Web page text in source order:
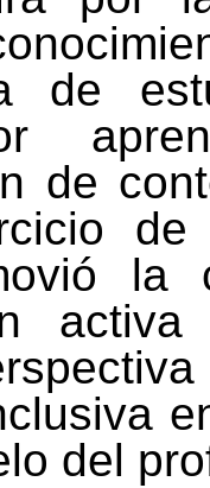
de
de
la
del